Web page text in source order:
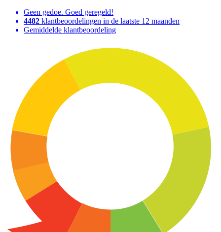
Geen gedoe. Goed geregeld!
4482 klantbeoordelingen in de laatste 12 maanden
Gemiddelde klantbeoordeling